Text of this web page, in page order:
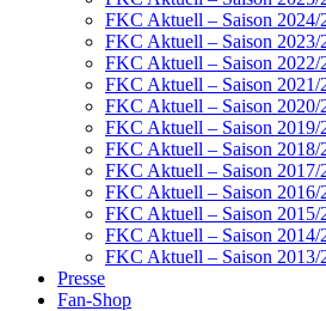
FKC Aktuell – Saison 2024/
FKC Aktuell – Saison 2023/
FKC Aktuell – Saison 2022/
FKC Aktuell – Saison 2021/
FKC Aktuell – Saison 2020/
FKC Aktuell – Saison 2019/
FKC Aktuell – Saison 2018/
FKC Aktuell – Saison 2017/
FKC Aktuell – Saison 2016/
FKC Aktuell – Saison 2015/
FKC Aktuell – Saison 2014/
FKC Aktuell – Saison 2013/
Presse
Fan-Shop